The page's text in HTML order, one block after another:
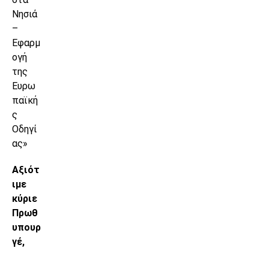
Νησιά
–
Εφαρμ
ογή
της
Ευρω
παϊκή
ς
Οδηγί
ας»
Αξιότ
ιμε
κύριε
Πρωθ
υπουρ
γέ,